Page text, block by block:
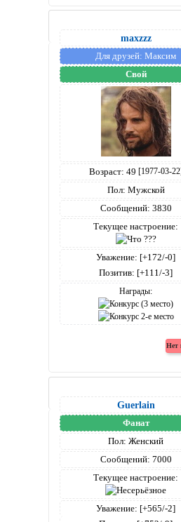
maxzzz
Для друзей: Максим
Свой
Возраст: 49 [1977-03-22]
Пол: Мужской
Сообщений: 3830
Текущее настроение:
Уважение: [+172/-0]
Позитив: [+111/-3]
Награды:
Guerlain
Фанат
Пол: Женский
Сообщений: 7000
Текущее настроение:
Уважение: [+565/-2]